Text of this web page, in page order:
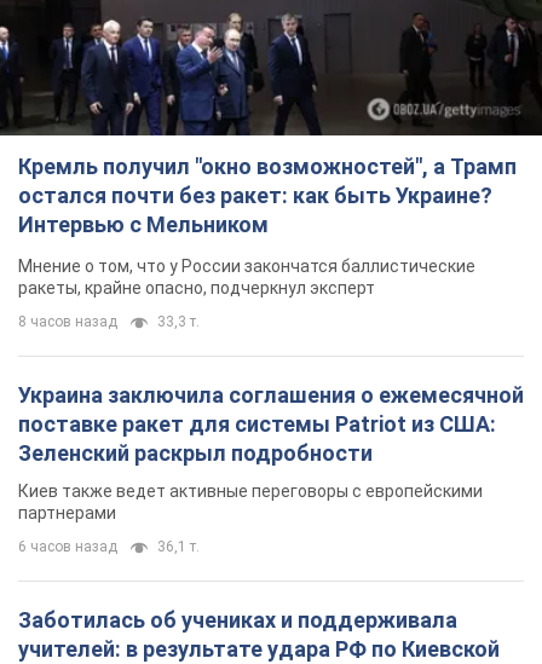
Кремль получил "окно возможностей", а Трамп
остался почти без ракет: как быть Украине?
Интервью с Мельником
Мнение о том, что у России закончатся баллистические
ракеты, крайне опасно, подчеркнул эксперт
8 часов назад 33,3 т.
Украина заключила соглашения о ежемесячной
поставке ракет для системы Patriot из США:
Зеленский раскрыл подробности
Киев также ведет активные переговоры с европейскими
партнерами
6 часов назад 36,1 т.
Заботилась об учениках и поддерживала
учителей: в результате удара РФ по Киевской